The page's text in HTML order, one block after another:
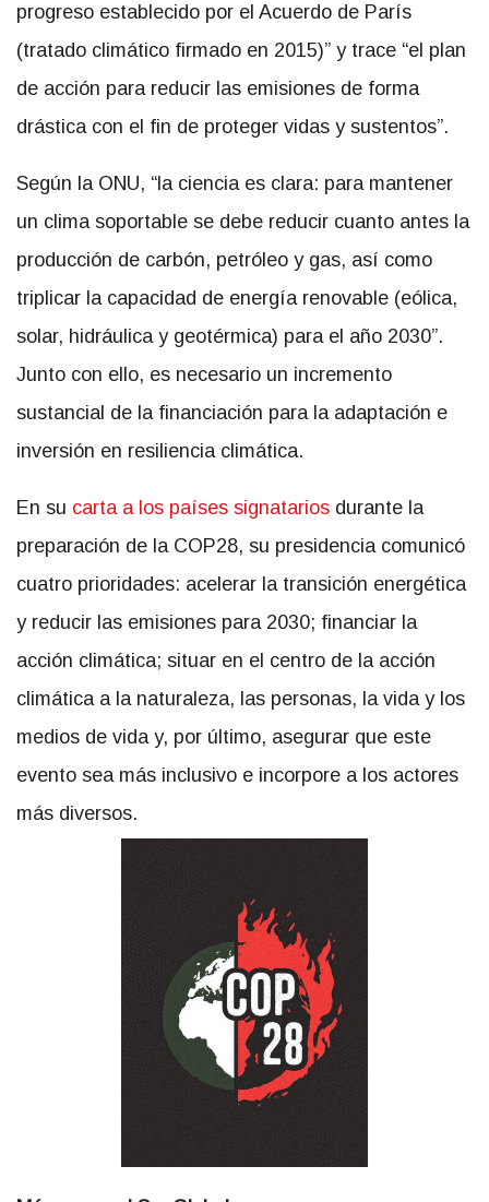
progreso establecido por el Acuerdo de París
(tratado climático firmado en 2015)” y trace “el plan
de acción para reducir las emisiones de forma
drástica con el fin de proteger vidas y sustentos”.
Según la ONU, “la ciencia es clara: para mantener
un clima soportable se debe reducir cuanto antes la
producción de carbón, petróleo y gas, así como
triplicar la capacidad de energía renovable (eólica,
solar, hidráulica y geotérmica) para el año 2030”.
Junto con ello, es necesario un incremento
sustancial de la financiación para la adaptación e
inversión en resiliencia climática.
En su carta a los países signatarios durante la
preparación de la COP28, su presidencia comunicó
cuatro prioridades: acelerar la transición energética
y reducir las emisiones para 2030; financiar la
acción climática; situar en el centro de la acción
climática a la naturaleza, las personas, la vida y los
medios de vida y, por último, asegurar que este
evento sea más inclusivo e incorpore a los actores
más diversos.